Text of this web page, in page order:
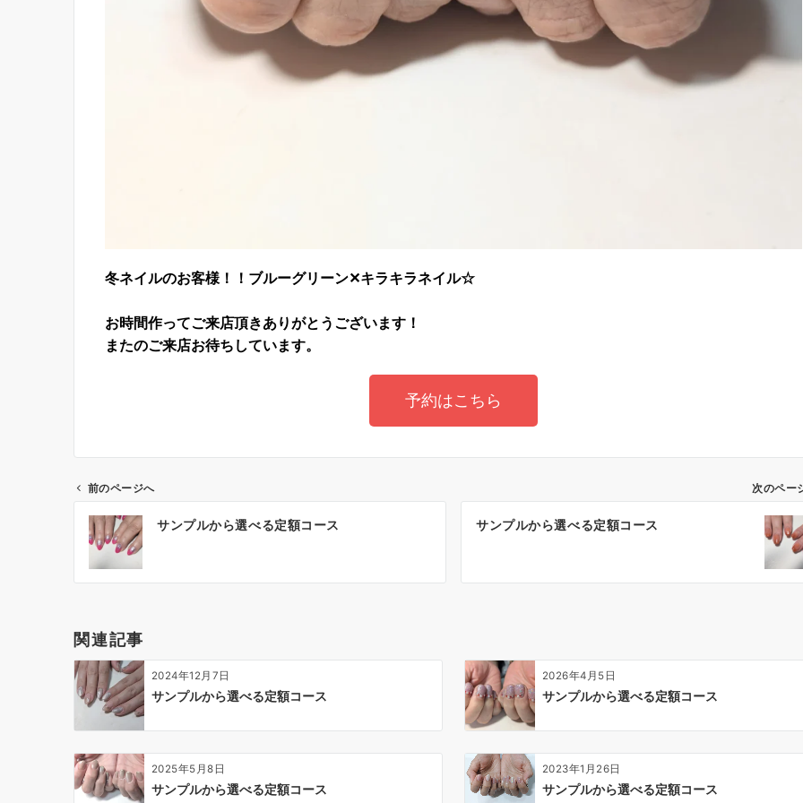
冬ネイルのお客様！！ブルーグリーン✕キラキラネイル☆
お時間作ってご来店頂きありがとうございます！
またのご来店お待ちしています。
予約はこちら
前のページへ
サンプルから選べる定額コース
次のペー
サンプルから選べる定額コース
関連記事
2024年12月7日
サンプルから選べる定額コース
2026年4月5日
サンプルから選べる定額コース
2025年5月8日
サンプルから選べる定額コース
2023年1月26日
サンプルから選べる定額コース